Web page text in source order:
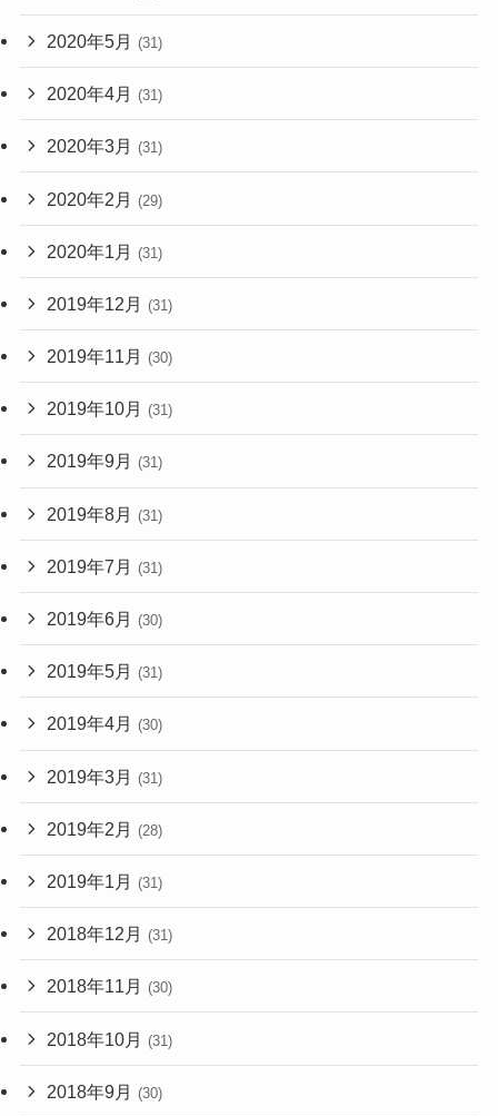
2020年5月 (31)
2020年4月 (31)
2020年3月 (31)
2020年2月 (29)
2020年1月 (31)
2019年12月 (31)
2019年11月 (30)
2019年10月 (31)
2019年9月 (31)
2019年8月 (31)
2019年7月 (31)
2019年6月 (30)
2019年5月 (31)
2019年4月 (30)
2019年3月 (31)
2019年2月 (28)
2019年1月 (31)
2018年12月 (31)
2018年11月 (30)
2018年10月 (31)
2018年9月 (30)